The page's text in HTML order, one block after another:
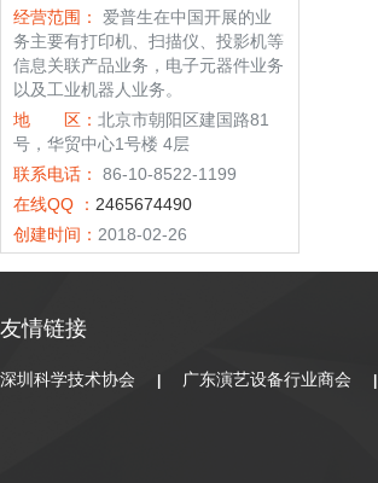
经营范围：
爱普生在中国开展的业
务主要有打印机、扫描仪、投影机等
信息关联产品业务，电子元器件业务
以及工业机器人业务。
地 区： 北京市朝阳区建国路81
号，华贸中心1号楼 4层
联系电话：
86-10-8522-1199
在线QQ ： 2465674490
创建时间： 2018-02-26
友情链接
深圳科学技术协会 广东演艺设备行业商会